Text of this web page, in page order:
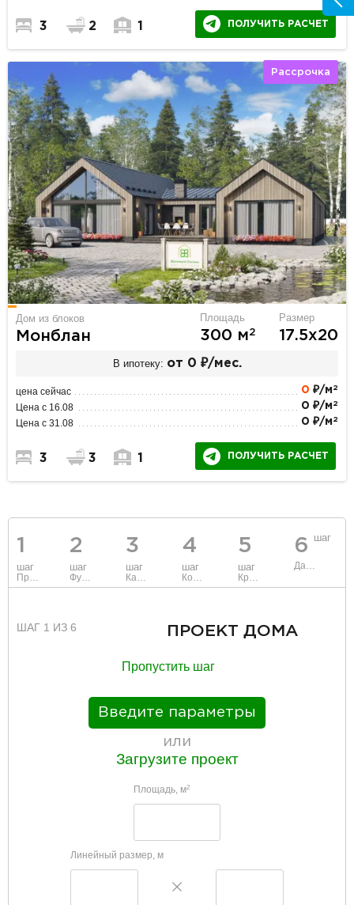
1
шаг
Проект
2
шаг
Фундамент
3
шаг
Каркас и стены
4
шаг
Коммуникации
5
шаг
Крыша
6 шаг
Данные
ШАГ 1 ИЗ 6 ПРОЕКТ ДОМА
Пропустить шаг
Введите параметры
или
Загрузите проект
Площадь, м2
Линейный размер, м
3 2 1 ПОЛУЧИТЬ РАСЧЕТ
Рассрочка
Дом из блоков
Монблан
Площадь
300 м2
Размер
17.5х20
В ипотеку: от 0 ₽/мес.
цена сейчас 0 ₽/м 2
Цена с 16.08 0 ₽/м 2
Цена с 31.08 0 ₽/м 2
3 3 1 ПОЛУЧИТЬ РАСЧЕТ